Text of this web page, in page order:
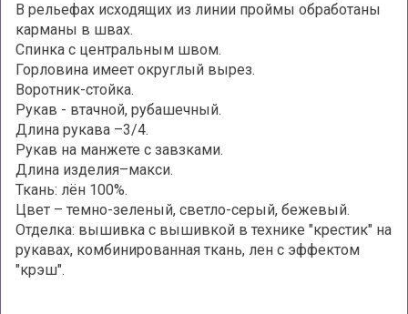
В рельефах исходящих из линии проймы обработаны
карманы в швах.
Спинка с центральным швом.
Горловина имеет округлый вырез.
Воротник-стойка.
Рукав - втачной, рубашечный.
Длина рукава –3/4.
Рукав на манжете с завзками.
Длина изделия–макси.
Ткань: лён 100%.
Цвет – темно-зеленый, светло-серый, бежевый.
Отделка: вышивка с вышивкой в технике "крестик" на
рукавах, комбинированная ткань, лен с эффектом
"крэш".